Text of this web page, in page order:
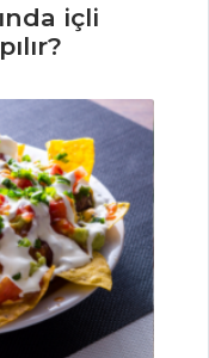
içli